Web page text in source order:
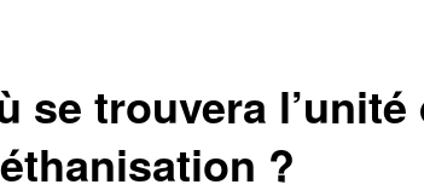
se trouvera l’unité
?